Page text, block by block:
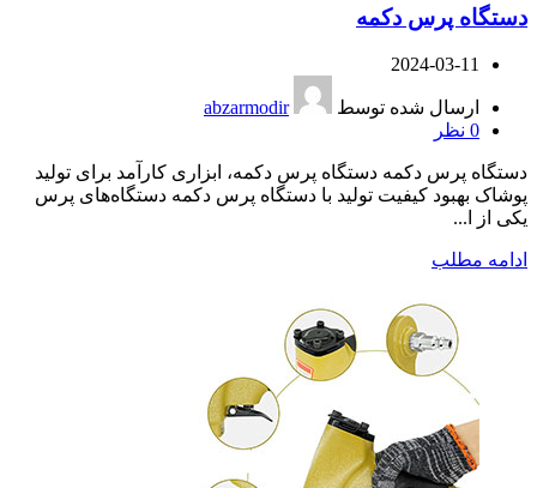
دستگاه پرس دکمه
2024-03-11
ارسال شده توسط
abzarmodir
0 نظر
دستگاه پرس دکمه دستگاه پرس دکمه، ابزاری کارآمد برای تولید
پوشاک بهبود کیفیت تولید با دستگاه پرس دکمه دستگاه‌های پرس
یکی از ا...
ادامه مطلب